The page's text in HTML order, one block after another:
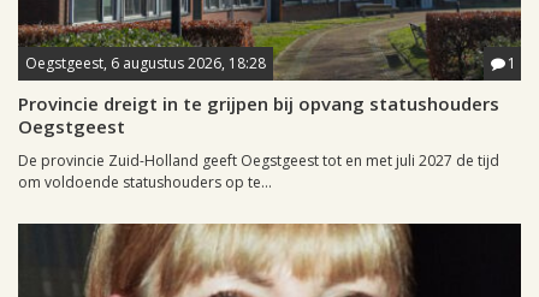
Oegstgeest, 6 augustus 2026, 18:28 1
Provincie dreigt in te grijpen bij opvang statushouders
Oegstgeest
De provincie Zuid-Holland geeft Oegstgeest tot en met juli 2027 de tijd
om voldoende statushouders op te...